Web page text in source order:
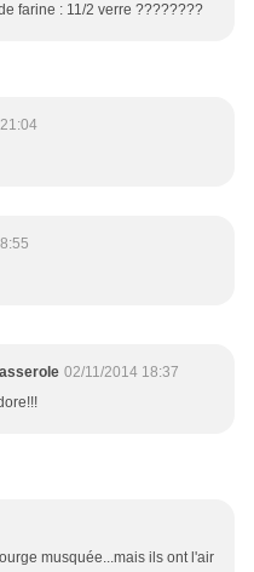
farine : 11/2 verre ????????
02/11/2014 18:37
musquée...mais ils ont l'air